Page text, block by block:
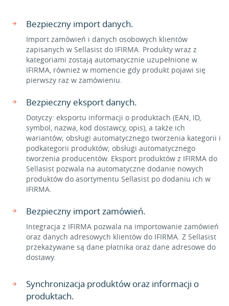
Bezpieczny import danych.
Import zamówień i danych osobowych klientów
zapisanych w Sellasist do IFIRMA. Produkty wraz z
kategoriami zostają automatycznie uzupełnione w
IFIRMA, również w momencie gdy produkt pojawi się
pierwszy raz w zamówieniu.
Bezpieczny eksport danych.
Dotyczy: eksportu informacji o produktach (EAN, ID,
symbol, nazwa, kod dostawcy, opis), a także ich
wariantów; obsługi automatycznego tworzenia kategorii i
podkategorii produktów; obsługi automatycznego
tworzenia producentów. Eksport produktów z IFIRMA do
Sellasist pozwala na automatyczne dodanie nowych
produktów do asortymentu Sellasist po dodaniu ich w
IFIRMA.
Bezpieczny import zamówień.
Integracja z IFIRMA pozwala na importowanie zamówień
oraz danych adresowych klientów do IFIRMA. Z Sellasist
przekazywane są dane płatnika oraz dane adresowe do
dostawy.
Synchronizacja produktów oraz informacji o
produktach.